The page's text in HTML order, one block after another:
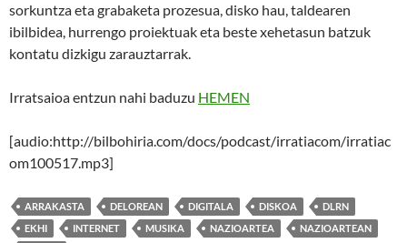
sorkuntza eta grabaketa prozesua, disko hau, taldearen
ibilbidea, hurrengo proiektuak eta beste xehetasun batzuk
kontatu dizkigu zarauztarrak.
Irratsaioa entzun nahi baduzu HEMEN
[audio:http://bilbohiria.com/docs/podcast/irratiacom/irratiac
om100517.mp3]
ARRAKASTA DELOREAN DIGITALA DISKOA
DLRN
EKHI
INTERNET MUSIKA NAZIOARTEA
NAZIOARTEAN